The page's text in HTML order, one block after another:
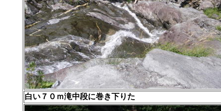
白い７０ｍ滝中段に巻き下りた